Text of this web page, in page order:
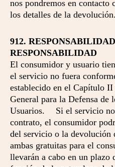
nos pondremos en
los detalles de la devolución.
912.
RESPONSABILIDAD
El consumidor y usuario
el servicio no fuera
establecido en el Capítulo
General para la Defensa de
Usuarios. Si el servicio no
contrato, el consumidor
del servicio o la devolución
ambas gratuitas para el
llevarán a cabo en un plazo